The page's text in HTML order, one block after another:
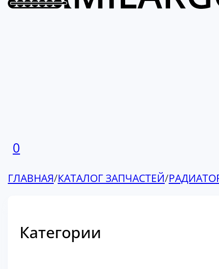
0
ГЛАВНАЯ/КАТАЛОГ ЗАПЧАСТЕЙ/
Категории